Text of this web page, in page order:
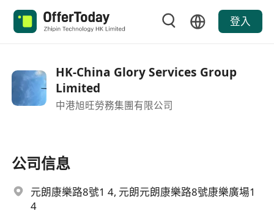
登入
HK-China Glory Services Group
Limited
中港旭旺勞務集團有限公司
公司信息
元朗康樂路8號1 4, 元朗元朗康樂路8號康樂廣場1
4